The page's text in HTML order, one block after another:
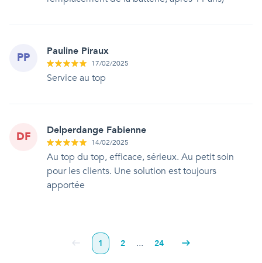
PP Pauline Piraux
17/02/2025
Service au top
DF Delperdange Fabienne
14/02/2025
Au top du top, efficace, sérieux. Au petit soin
pour les clients. Une solution est toujours
apportée
1 2 ... 24